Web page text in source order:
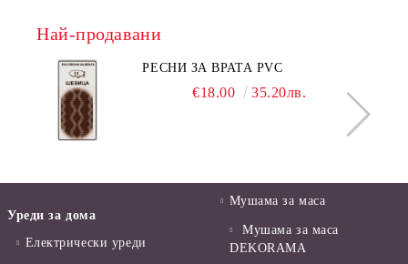
Най-продавани
РЕСНИ ЗА ВРАТА PVC
€18.00 35.20лв.
Уреди за дома
Електрически уреди
Мушама за маса
Мушама за маса
DEKORAMA